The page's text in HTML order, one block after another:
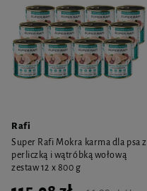
Rafi
Super Rafi Mokra karma dla psa z
perliczką i wątróbką wołową
zestaw 12 x 800 g